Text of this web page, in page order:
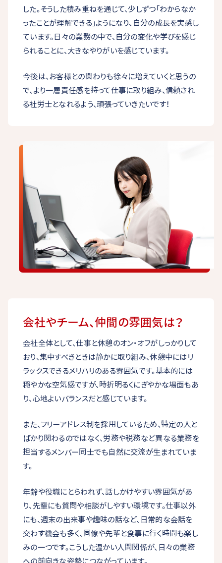
した。そうした積み重ねを通じて、少しずつ「わからなか
ったことが理解できる」ようになり、自分の成長を実感し
ています。日々の業務の中で、自分の変化や学びを感じ
られることに、大きなやりがいを感じています。
今後は、お客様との関わりも徐々に増えていくと思うの
で、より一層責任感を持って仕事に取り組み、信頼され
る社労士となれるよう、頑張っていきたいです！
会社やチーム、仲間の雰囲気は？
会社全体として、仕事と休憩のオン・オフがしっかりして
おり、集中すべきときは静かに取り組み、休憩中にはリ
ラックスできるメリハリのある雰囲気です。基本的には
穏やかな空気感ですが、時折明るくにぎやかな場面もあ
り、心地よいバランスだと感じています。
また、フリーアドレス制を採用しているため、特定の人と
ばかり関わるのではなく、労務や税務など異なる業務を
担当するメンバー同士でも自然に交流が生まれていま
す。
年齢や役職にとらわれず、話しかけやすい雰囲気があ
り、先輩にも質問や相談がしやすい環境です。仕事以外
にも、週末の出来事や趣味の話など、日常的な会話を
交わす機会も多く、同僚や先輩と食事に行く時間も楽し
みの一つです。こうした温かい人間関係が、日々の業務
への前向きな姿勢につながっています。